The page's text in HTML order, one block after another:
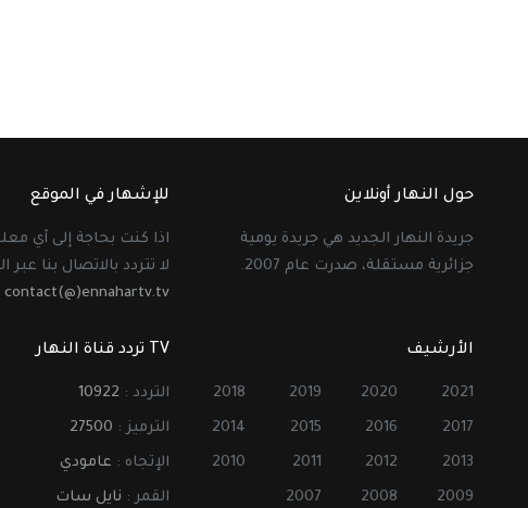
حول النهار أونلاين
جريدة النهار الجديد هي جريدة يومية
جزائرية مستقلة، صدرت عام 2007.
للإشهار في الموقع
اذا كنت بحاجة إلى أي
لا تتردد بالاتصال بنا عبر
contact(@)ennahartv.tv
الأرشيف
2021
2020
2019
2018
2017
2016
2015
2014
2013
2012
2011
2010
2009
2008
2007
TV تردد قناة النهار
التردد : 10922
الترميز : 27500
الإتجاه : عامودي
القمر : نايل سات